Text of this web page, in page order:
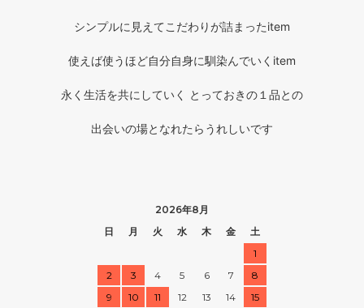
シンプルに見えてこだわりが詰まったitem
使えば使うほど自分自身に馴染んでいくitem
永く生活を共にしていく とっておきの１品との
出会いの場となれたらうれしいです
2026年8月
日
月 火 水 木 金
土
1
2
3 4 5 6 7
8
9
10 11 12 13 14
15